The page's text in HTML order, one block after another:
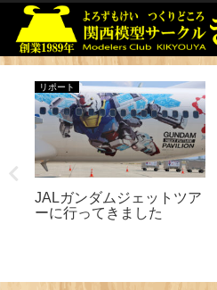
リポート
JALガンダムジェットツア
ーに行ってきました